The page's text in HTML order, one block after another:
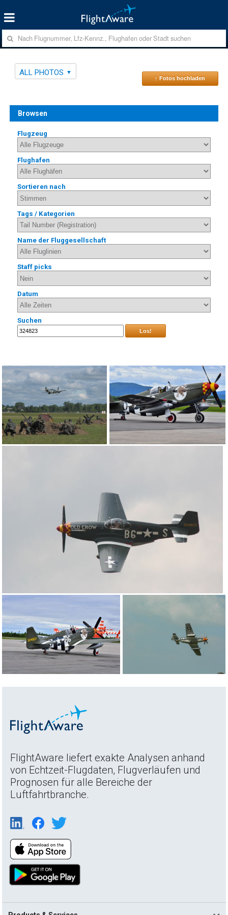
ALL PHOTOS
↑ Fotos hochladen
Browsen
Flugzeug
Flughafen
Sortieren nach
Tags / Kategorien
Name der Fluggesellschaft
Staff picks
Datum
Suchen
Los!
FlightAware liefert exakte Analysen anhand
von Echtzeit-Flugdaten, Flugverläufen und
Prognosen für alle Bereiche der
Luftfahrtbranche.